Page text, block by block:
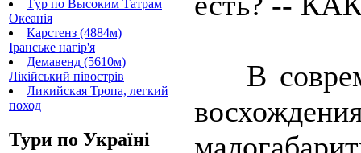
Tур по Высоким Татрам
Океанія
Карстенз (4884м)
Іранське нагір'я
Демавенд (5610м)
Лікійський півострів
Ликийская Тропа, легкий
поход
Тури по Україні
В